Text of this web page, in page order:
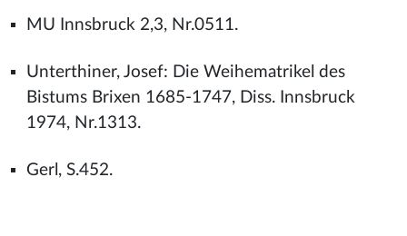
MU Innsbruck 2,3, Nr.0511.
Unterthiner, Josef: Die Weihematrikel des
Bistums Brixen 1685-1747, Diss. Innsbruck
1974, Nr.1313.
Gerl, S.452.